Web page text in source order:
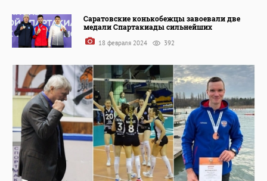
Саратовские конькобежцы завоевали две
медали Спартакиады сильнейших
18 февраля 2024 392